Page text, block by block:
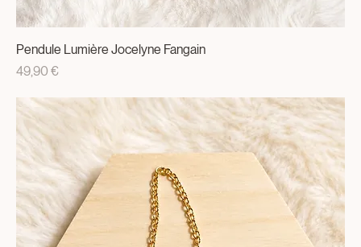
Pendule Lumière Jocelyne Fangain